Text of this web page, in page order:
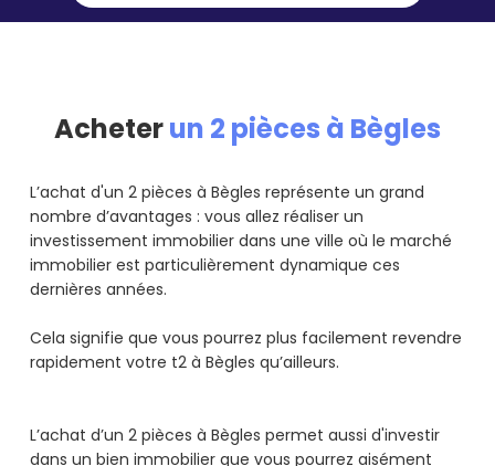
Acheterun 2 pièces à Bègles
L’achat d'un 2 pièces à Bègles représente un grand
nombre d’avantages : vous allez réaliser un
investissement immobilier dans une ville où le marché
immobilier est particulièrement dynamique ces
dernières années.
Cela signifie que vous pourrez plus facilement revendre
rapidement votre t2 à Bègles qu’ailleurs.
L’achat d’un 2 pièces à Bègles permet aussi d'investir
dans un bien immobilier que vous pourrez aisément